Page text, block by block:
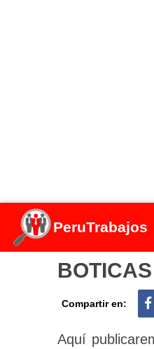
PeruTrabajos
Compartir en:
Aquí